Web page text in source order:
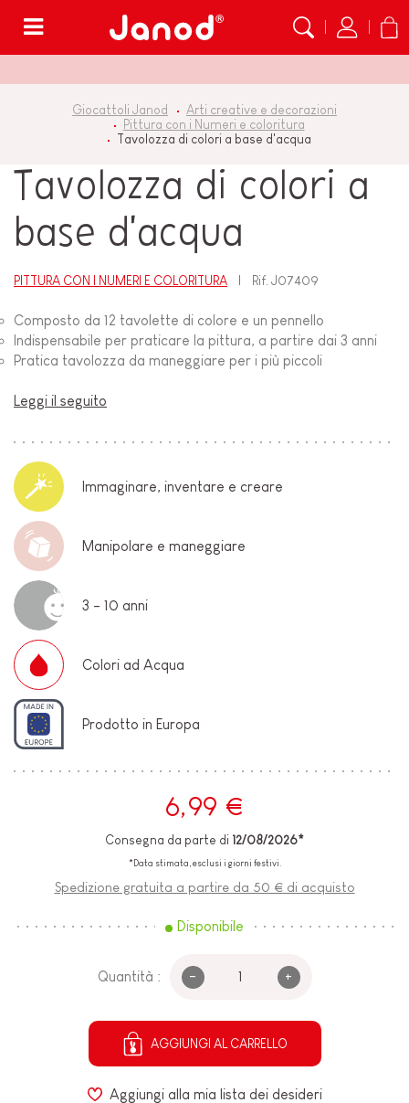
Giocattoli Janod
Arti creative e decorazioni
Pittura con i Numeri e coloritura
Tavolozza di colori a base d'acqua
Tavolozza di colori a
base d'acqua
PITTURA CON I NUMERI E COLORITURA Rif.J07409
Composto da 12 tavolette di colore e un pennello
Indispensabile per praticare la pittura, a partire dai 3 anni
Pratica tavolozza da maneggiare per i più piccoli
Leggi il seguito
Immaginare, inventare e creare
Manipolare e maneggiare
3 - 10 anni
Colori ad Acqua
Prodotto in Europa
6,99 €
Consegna da parte di 12/08/2026*
*Data stimata, esclusi i giorni festivi.
Spedizione gratuita a partire da 50 € di acquisto
Disponibile
Quantità : - +
AGGIUNGI AL CARRELLO
Aggiungi alla mia lista dei desideri